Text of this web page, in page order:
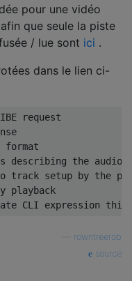
pour une vidéo
que seule la piste
/ lue sont ici .
dans le lien ci-
request
format
describing the audio
track setup by the
playback
rowntreerob
source